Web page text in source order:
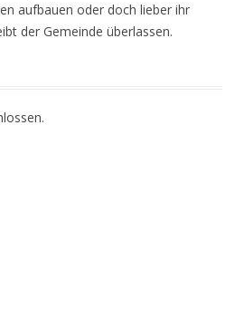
aufbauen oder doch lieber ihr
der Gemeinde überlassen.